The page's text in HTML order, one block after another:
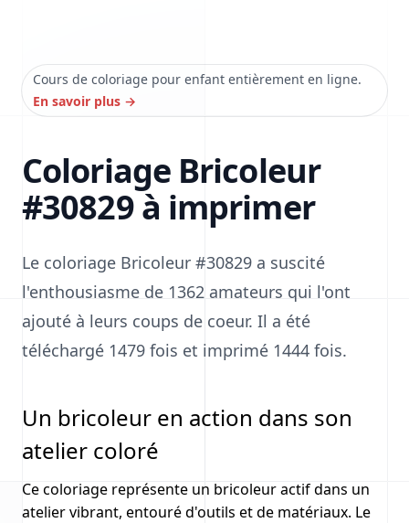
Cours de coloriage pour enfant entièrement en ligne.
En savoir plus →
Coloriage Bricoleur
#30829 à imprimer
Le coloriage Bricoleur #30829 a suscité
l'enthousiasme de 1362 amateurs qui l'ont
ajouté à leurs coups de coeur. Il a été
téléchargé 1479 fois et imprimé 1444 fois.
Un bricoleur en action dans son
atelier coloré
Ce coloriage représente un bricoleur actif dans un
atelier vibrant, entouré d'outils et de matériaux. Le